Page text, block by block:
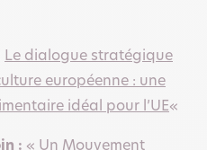
Le dialogue stratégique
européenne : une
idéal pour l’UE«
: « Un Mouvement